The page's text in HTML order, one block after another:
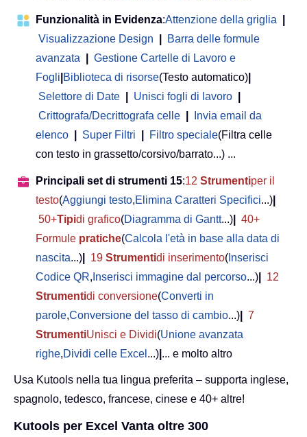
Funzionalità in Evidenza:Attenzione della griglia
Visualizzazione Design
Barra delle formule
avanzata
Gestione Cartelle di Lavoro e
Fogli Biblioteca di risorse(Testo automatico)
Selettore di Date
Unisci fogli di lavoro
Crittografa/Decrittografa celle
Invia email da
elenco
Super Filtri Filtro speciale(Filtra celle
con testo in grassetto/corsivo/barrato...) ...
Principali set di strumenti 15:12 Strumentiper il
testo(Aggiungi testo,Elimina Caratteri Specifici...)
50+Tipidi grafico(Diagramma di Gantt...)
40+
Formule pratiche(Calcola l'età in base alla data di
nascita...) 19 Strumentidi inserimento( Inserisci
Codice QR, Inserisci immagine dal percorso...)
12
Strumentidi conversione(Converti in
parole,Conversione del tasso di cambio...)
7
StrumentiUnisci e Dividi(Unione avanzata
righe,Dividi celle Excel ...) ... e molto altro
Usa Kutools nella tua lingua preferita – supporta inglese,
spagnolo, tedesco, francese, cinese e 40+ altre!
Kutools per Excel Vanta oltre 300